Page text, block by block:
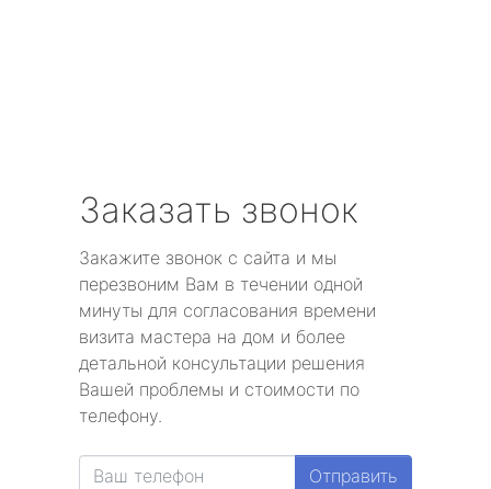
Заказать звонок
Закажите звонок с сайта и мы
перезвоним Вам в течении одной
минуты для согласования времени
визита мастера на дом и более
детальной консультации решения
Вашей проблемы и стоимости по
телефону.
Отправить